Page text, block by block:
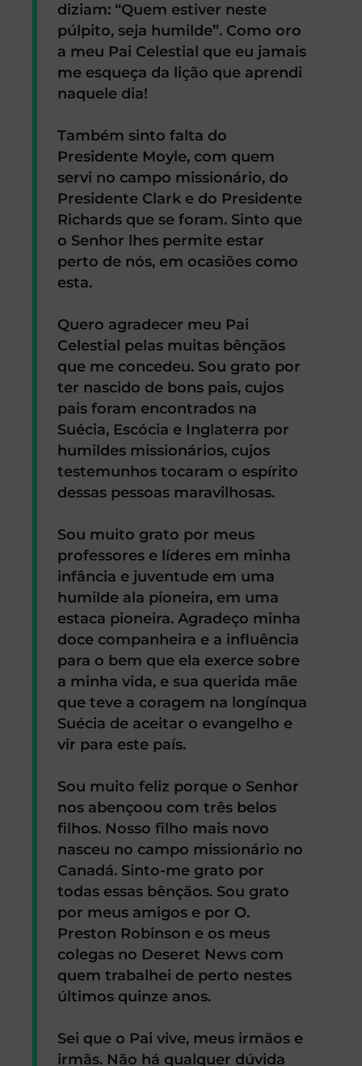
diziam: “Quem estiver neste
púlpito, seja humilde”. Como oro
a meu Pai Celestial que eu jamais
me esqueça da lição que aprendi
naquele dia!
Também sinto falta do
Presidente Moyle, com quem
servi no campo missionário, do
Presidente Clark e do Presidente
Richards que se foram. Sinto que
o Senhor lhes permite estar
perto de nós, em ocasiões como
esta.
Quero agradecer meu Pai
Celestial pelas muitas bênçãos
que me concedeu. Sou grato por
ter nascido de bons pais, cujos
pais foram encontrados na
Suécia, Escócia e Inglaterra por
humildes missionários, cujos
testemunhos tocaram o espírito
dessas pessoas maravilhosas.
Sou muito grato por meus
professores e líderes em minha
infância e juventude em uma
humilde ala pioneira, em uma
estaca pioneira. Agradeço minha
doce companheira e a influência
para o bem que ela exerce sobre
a minha vida, e sua querida mãe
que teve a coragem na longínqua
Suécia de aceitar o evangelho e
vir para este país.
Sou muito feliz porque o Senhor
nos abençoou com três belos
filhos. Nosso filho mais novo
nasceu no campo missionário no
Canadá. Sinto-me grato por
todas essas bênçãos. Sou grato
por meus amigos e por O.
Preston Robinson e os meus
colegas no Deseret News com
quem trabalhei de perto nestes
últimos quinze anos.
Sei que o Pai vive, meus irmãos e
irmãs. Não há qualquer dúvida